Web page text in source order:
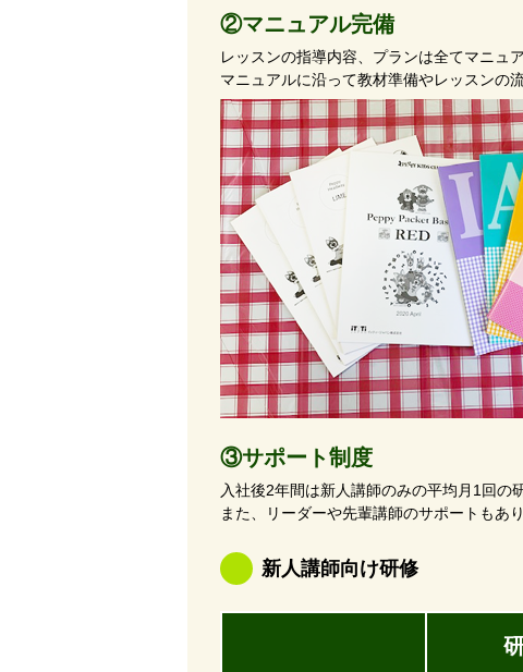
②マニュアル完備
レッスンの指導内容、プランは全てマニュ
マニュアルに沿って教材準備やレッスンの
③サポート制度
入社後2年間は新人講師のみの平均月1回
また、リーダーや先輩講師のサポートもあ
新人講師向け研修
研